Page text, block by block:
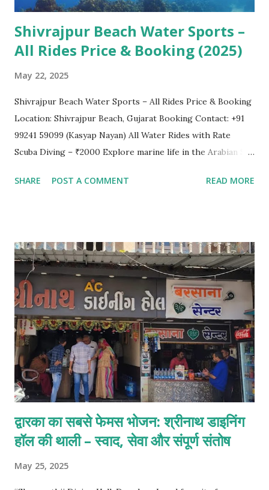
Shivrajpur Beach Water Sports –
All Rides Price & Booking (2025)
May 22, 2025
Shivrajpur Beach Water Sports – All Rides Price & Booking
Location: Shivrajpur Beach, Gujarat Booking Contact: +91
99241 59099 (Kasyap Nayan) All Water Rides with Rate
Scuba Diving – ₹2000 Explore marine life in the Arabian Sea
available. Parasailing – ₹1500 Soar above the ocean for
banana-shaped boat ride. Hold on tight! Dragon Ride –
₹200 Fun and safe water ride shaped like a dragon –
perfect for kids and adults. Disco Ride – ₹200 Spinning fun
ride that bounces and rotates on water! Bumper Ride –
₹200 Short but thrilling inflatable water ride, perfect for
groups. Octopus Ride – ₹200 Twisting water float with
spins and fun turns! JETSKI Ride – ₹500 High-speed solo
ride with an instructor. Life jackets included. Book Now
For advance booking and g...
SHARE POST A COMMENT READ MORE
द्वारका का सबसे फेमस भोजन: श्रीनाथ डाइनिंग
हॉल की थाली – स्वाद, सेवा और संपूर्ण संतोष
May 25, 2025